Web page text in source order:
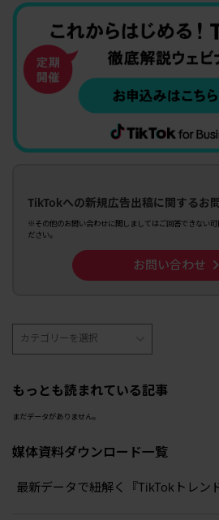
TikTokへの新規広告出稿に関するお
※その他のお問い合わせに関しましてはご回答できない可
ださい。
お問い合わせ
もっとも読まれている記事
まだデータがありません。
媒体資料ダウンロード一覧
最新データで紐解く『TikTokトレン